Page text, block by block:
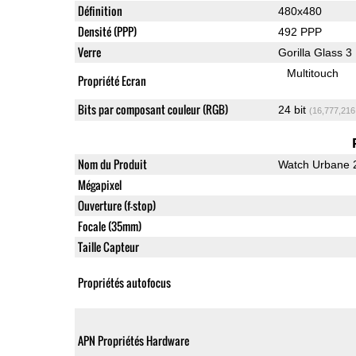
Définition 480x480
Densité (PPP) 492 PPP
Verre Gorilla Glass 3
Propriété Ecran Multitouch
Bits par composant couleur (RGB) 24 bit
Nom du Produit Watch Urbane
Mégapixel
Ouverture (f-stop)
Focale (35mm)
Taille Capteur
Propriétés autofocus
APN Propriétés Hardware